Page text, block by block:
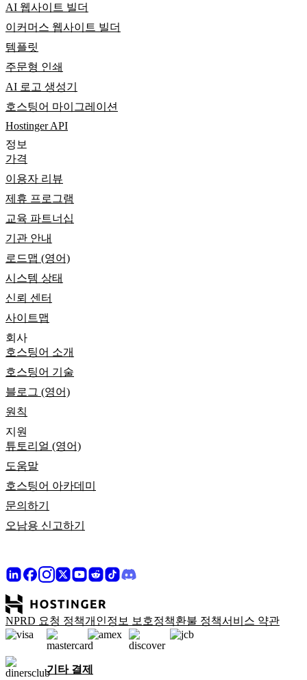
AI 웹사이트 빌더
이커머스 웹사이트 빌더
템플릿
주문형 인쇄
AI 로고 생성기
호스팅어 마이그레이션
Hostinger API
정보
가격
이용자 리뷰
제휴 프로그램
교육 파트너십
기관 안내
로드맵 (영어)
시스템 상태
신뢰 센터
사이트맵
회사
호스팅어 소개
호스팅어 기술
블로그 (영어)
원칙
지원
튜토리얼 (영어)
도움말
호스팅어 아카데미
문의하기
오남용 신고하기
NPRD 요청 정책개인정보 보호정책환불 정책서비스 약관
기타 결제